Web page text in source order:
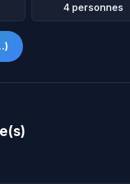
4 personnes